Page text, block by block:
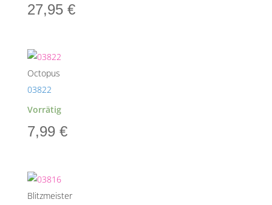
27,95 €
Octopus
03822
Vorrätig
7,99 €
Blitzmeister